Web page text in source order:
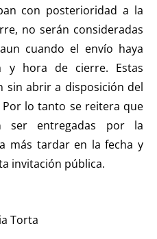
con posterioridad a la
no serán consideradas
cuando el envío haya
y hora de cierre. Estas
sin abrir a disposición del
lo tanto se reitera que
ser entregadas por la
más tardar en la fecha y
invitación pública.
Torta